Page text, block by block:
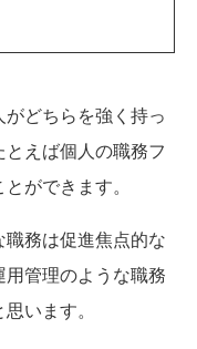
どちらを強く持っ
えば個人の職務フ
ができます。
務は促進焦点的な
管理のような職務
います。